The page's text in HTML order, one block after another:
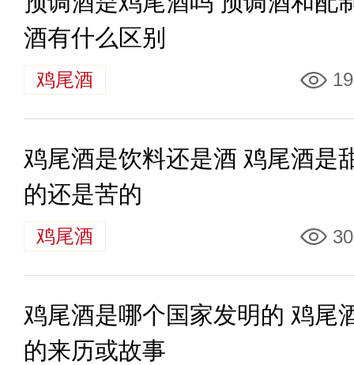
酒有什么区别
鸡尾酒
鸡尾酒是饮料还是酒 鸡尾酒是
的还是苦的
鸡尾酒
鸡尾酒是哪个国家发明的 鸡尾
的来历或故事